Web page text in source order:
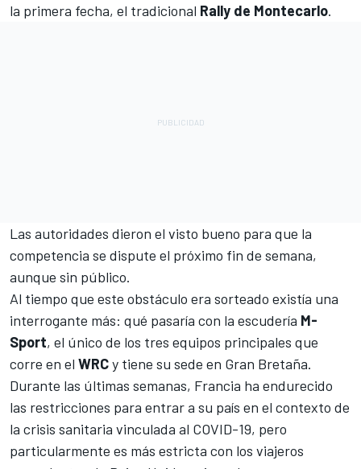
la primera fecha, el tradicional Rally de Montecarlo.
Las autoridades dieron el visto bueno para que la
competencia se dispute el próximo fin de semana,
aunque sin público.
Al tiempo que este obstáculo era sorteado existía una
interrogante más: qué pasaría con la escudería M-
Sport, el único de los tres equipos principales que
corre en el WRCy tiene su sede en Gran Bretaña.
Durante las últimas semanas, Francia ha endurecido
las restricciones para entrar a su país en el contexto de
la crisis sanitaria vinculada al COVID-19, pero
particularmente es más estricta con los viajeros